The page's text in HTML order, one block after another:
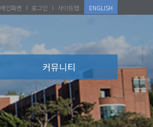
메인화면 로그인 사이트맵 ENGLISH
커뮤니티